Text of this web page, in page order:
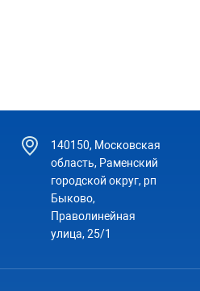
140150, Московская
область, Раменский
городской округ, рп
Быково,
Праволинейная
улица, 25/1